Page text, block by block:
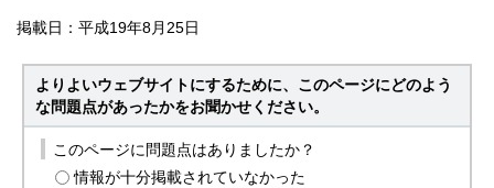
掲載日：平成19年8月25日
よりよいウェブサイトにするために、このページにどのよう
な問題点があったかをお聞かせください。
このページに問題点はありましたか？
情報が十分掲載されていなかった